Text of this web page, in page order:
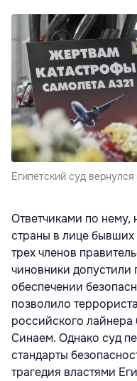
Египетский суд
Ответчиками по нему,
страны в лице
трех членов
чиновники допустили
обеспечении
позволило
российского лайнера
Синаем. Однако суд
стандарты
трагедия властями